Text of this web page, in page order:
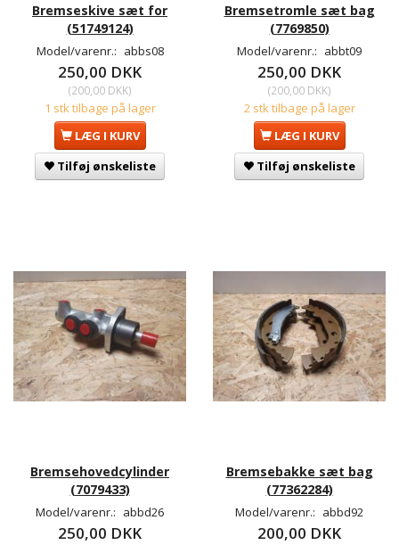
Bremseskive sæt for
(51749124)
Model/varenr.: abbs08
250,00 DKK
(200,00 DKK)
1 stk tilbage på lager
LÆG I KURV
Tilføj ønskeliste
Bremsetromle sæt bag
(7769850)
Model/varenr.: abbt09
250,00 DKK
(200,00 DKK)
2 stk tilbage på lager
LÆG I KURV
Tilføj ønskeliste
Bremsehovedcylinder
(7079433)
Model/varenr.: abbd26
250,00 DKK
Bremsebakke sæt bag
(77362284)
Model/varenr.: abbd92
200,00 DKK